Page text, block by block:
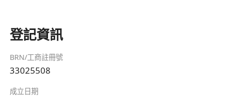
登記資訊
BRN/工商註冊號
33025508
成立日期